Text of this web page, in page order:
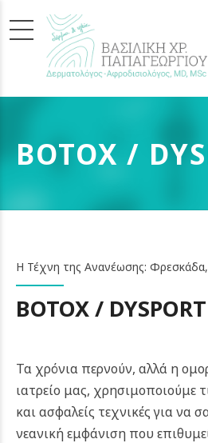
BOTOX /
Η Τέχνη της Ανανέωσης:
BOTOX / DYSPORT
Τα χρόνια περνούν, αλλά η
ιατρείο μας, χρησιμοποιούμε
και ασφαλείς τεχνικές για να
νεανική εμφάνιση που